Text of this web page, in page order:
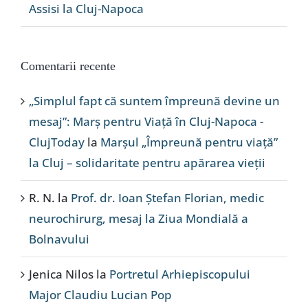
Assisi la Cluj-Napoca
Comentarii recente
„Simplul fapt că suntem împreună devine un
mesaj”: Marș pentru Viață în Cluj-Napoca -
ClujToday la Marșul „Împreună pentru viață”
la Cluj – solidaritate pentru apărarea vieții
R. N. la Prof. dr. Ioan Ștefan Florian, medic
neurochirurg, mesaj la Ziua Mondială a
Bolnavului
Jenica Nilos la Portretul Arhiepiscopului
Major Claudiu Lucian Pop